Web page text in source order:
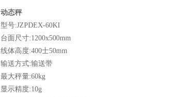
动态秤
型号:JZPDEX-60KI
台面尺寸:1200x500mm
线体高度:400士50mm
输送方式:输送带
最大秤量:60kg
显示精度:10g